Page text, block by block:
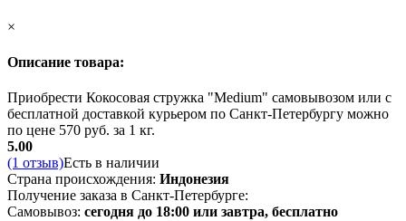
×
Описание товара:
Приобрести Кокосовая стружка "Medium" самовывозом или с
бесплатной доставкой курьером по Санкт-Петербургу можно
по цене 570 руб. за 1 кг.
5.00
(1 отзыв)Есть в наличии
Страна происхождения: Индонезия
Получение заказа в Санкт-Петербурге:
Самовывоз: сегодня до 18:00 или завтра, бесплатно